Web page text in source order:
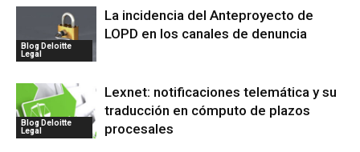
Blog Deloitte
Legal
La incidencia del Anteproyecto de
LOPD en los canales de denuncia
Blog Deloitte
Legal
Lexnet: notificaciones telemática y su
traducción en cómputo de plazos
procesales